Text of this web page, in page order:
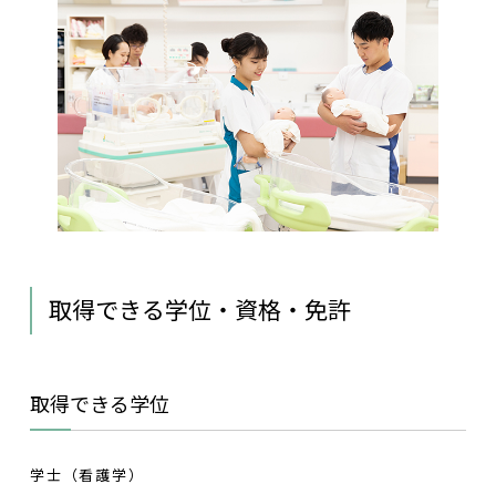
取得できる学位・資格・免許
取得できる学位
学士（看護学）